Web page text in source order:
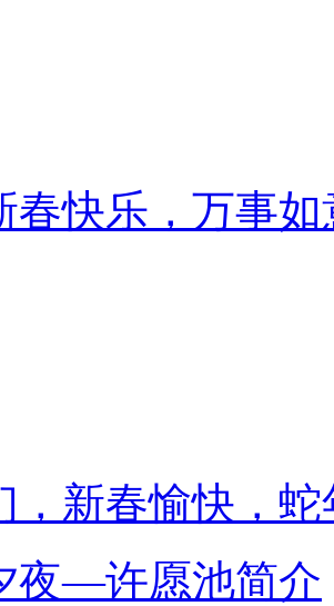
春快乐，万事如
，新春愉快，
夜—许愿池简介